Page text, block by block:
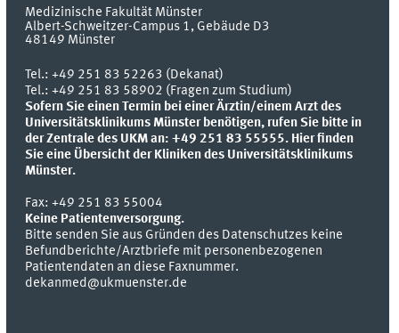
Medizinische Fakultät Münster
Albert-Schweitzer-Campus 1, Gebäude D3
48149 Münster
Tel.:+49 251 83 52263 (Dekanat)
Tel.: +49 251 83 58902 (Fragen zum Studium)
Sofern Sie einen Termin bei einer Ärztin/einem Arzt des
Universitätsklinikums Münster benötigen, rufen Sie bitte in
der Zentrale des UKM an: +49 251 83 55555. Hier finden
Sie eine Übersicht der Kliniken des Universitätsklinikums
Münster.
Fax:+49 251 83 55004
Keine Patientenversorgung.
Bitte senden Sie aus Gründen des Datenschutzes keine
Befundberichte/Arztbriefe mit personenbezogenen
Patientendaten an diese Faxnummer.
dekanmed@ukmuenster.de